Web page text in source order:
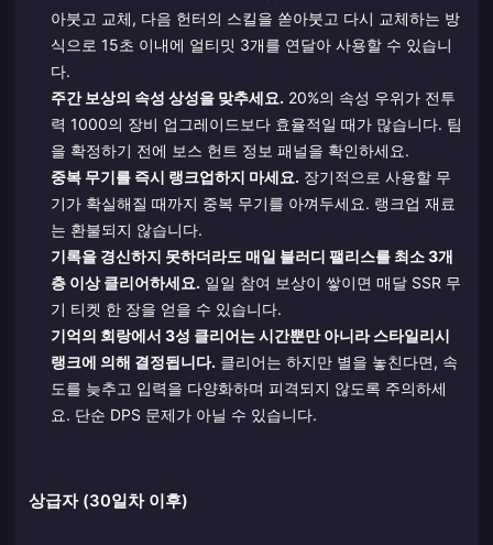
아붓고 교체, 다음 헌터의 스킬을 쏟아붓고 다시 교체하는 방
식으로 15초 이내에 얼티밋 3개를 연달아 사용할 수 있습니
다.
주간 보상의 속성 상성을 맞추세요. 20%의 속성 우위가 전투
력 1000의 장비 업그레이드보다 효율적일 때가 많습니다. 팀
을 확정하기 전에 보스 헌트 정보 패널을 확인하세요.
중복 무기를 즉시 랭크업하지 마세요. 장기적으로 사용할 무
기가 확실해질 때까지 중복 무기를 아껴두세요. 랭크업 재료
는 환불되지 않습니다.
기록을 경신하지 못하더라도 매일 블러디 팰리스를 최소 3개
층 이상 클리어하세요. 일일 참여 보상이 쌓이면 매달 SSR 무
기 티켓 한 장을 얻을 수 있습니다.
기억의 회랑에서 3성 클리어는 시간뿐만 아니라 스타일리시
랭크에 의해 결정됩니다. 클리어는 하지만 별을 놓친다면, 속
도를 늦추고 입력을 다양화하며 피격되지 않도록 주의하세
요. 단순 DPS 문제가 아닐 수 있습니다.
상급자 (30일차 이후)